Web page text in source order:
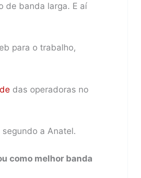
de banda larga. E aí
para o trabalho,
das operadoras no
a Anatel.
como melhor banda